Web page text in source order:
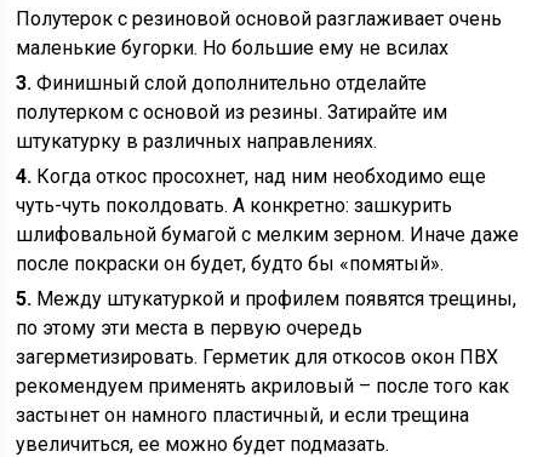
Полутерок с резиновой основой разглаживает очень
маленькие бугорки. Но большие ему не всилах
3. Финишный слой дополнительно отделайте
полутерком с основой из резины. Затирайте им
штукатурку в различных направлениях.
4. Когда откос просохнет, над ним необходимо еще
чуть-чуть поколдовать. А конкретно: зашкурить
шлифовальной бумагой с мелким зерном. Иначе даже
после покраски он будет, будто бы «помятый».
5. Между штукатуркой и профилем появятся трещины,
по этому эти места в первую очередь
загерметизировать. Герметик для откосов окон ПВХ
рекомендуем применять акриловый – после того как
застынет он намного пластичный, и если трещина
увеличиться, ее можно будет подмазать.